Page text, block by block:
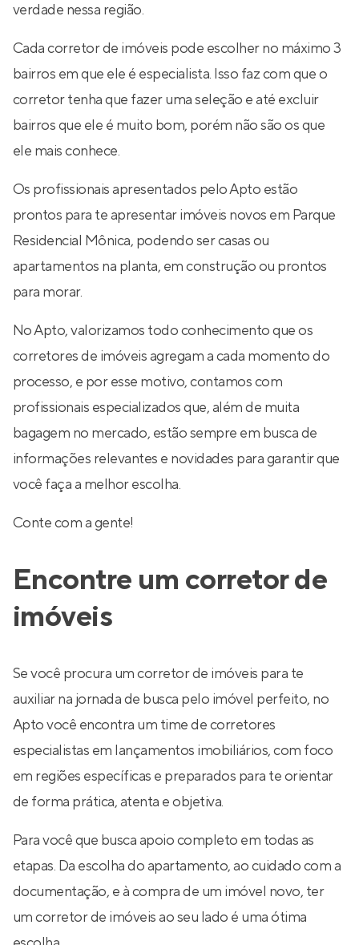
verdade nessa região.
Cada corretor de imóveis pode escolher no máximo 3
bairros em que ele é especialista. Isso faz com que o
corretor tenha que fazer uma seleção e até excluir
bairros que ele é muito bom, porém não são os que
ele mais conhece.
Os profissionais apresentados pelo Apto estão
prontos para te apresentar imóveis novos em Parque
Residencial Mônica, podendo ser casas ou
apartamentos na planta, em construção ou prontos
para morar.
No Apto, valorizamos todo conhecimento que os
corretores de imóveis agregam a cada momento do
processo, e por esse motivo, contamos com
profissionais especializados que, além de muita
bagagem no mercado, estão sempre em busca de
informações relevantes e novidades para garantir que
você faça a melhor escolha.
Conte com a gente!
Encontre um corretor de
imóveis
Se você procura um corretor de imóveis para te
auxiliar na jornada de busca pelo imóvel perfeito, no
Apto você encontra um time de corretores
especialistas em lançamentos imobiliários, com foco
em regiões específicas e preparados para te orientar
de forma prática, atenta e objetiva.
Para você que busca apoio completo em todas as
etapas. Da escolha do apartamento, ao cuidado com a
documentação, e à compra de um imóvel novo, ter
um corretor de imóveis ao seu lado é uma ótima